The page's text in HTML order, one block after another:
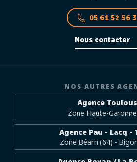
05 61 52 56
Nous contacter
NOS AUTRES
Agence
Zone Haute-
Agence Pau - Lacq -
Zone Béarn (64) -